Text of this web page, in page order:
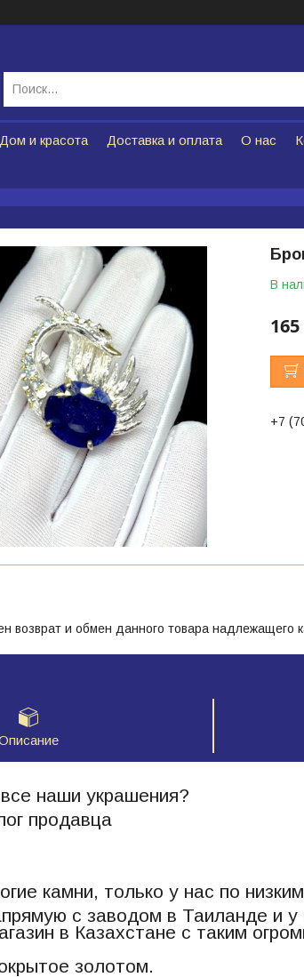
Дом и красота Доставка и оплата О нас
В
+7
возврат и обмен данного товара надлежащего
наши украшения?
продавца
камни, только у нас по
с заводом в Таиланде и
в Казахстане с таким
золотом.